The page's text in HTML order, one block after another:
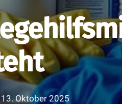
13. Oktober 2025